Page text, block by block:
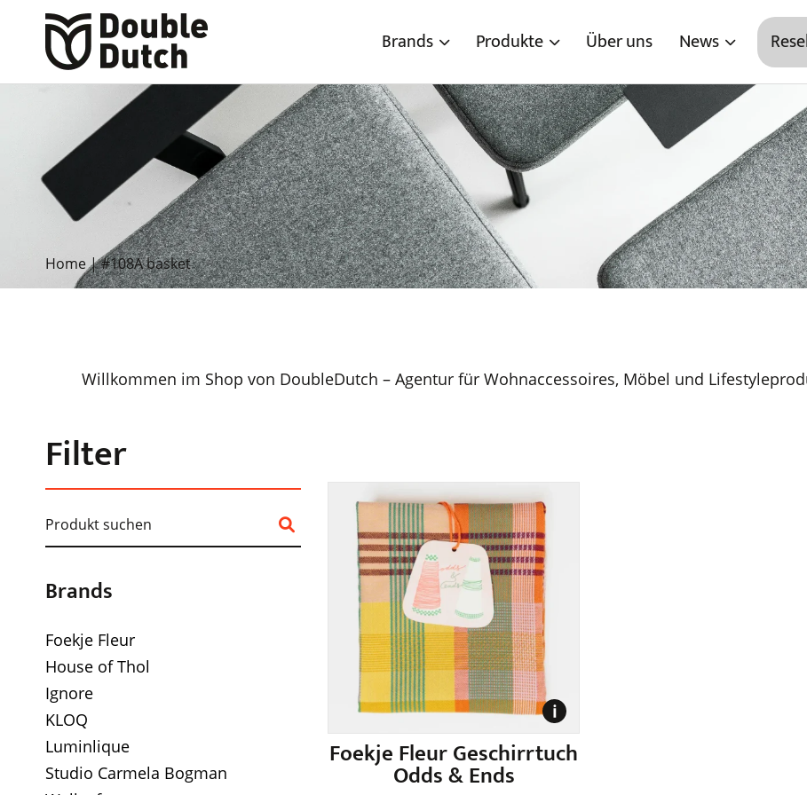
Brands Produkte Über uns News
Home|#108A basket
Willkommen im Shop von DoubleDutch – Agentur für Wohnaccessoires, Möbel und
Filter
Brands
Foekje Fleur
House of Thol
Ignore
KLOQ
Luminlique
Studio Carmela Bogman
Foekje Fleur Geschirrtuch
Odds & Ends